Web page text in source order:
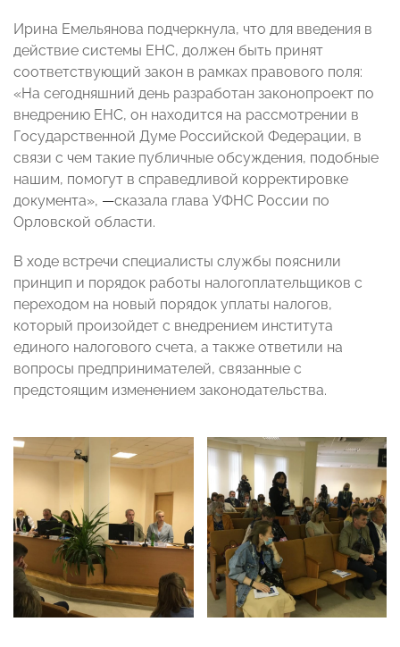
Ирина Емельянова подчеркнула, что для введения в
действие системы ЕНС, должен быть принят
соответствующий закон в рамках правового поля:
«На сегодняшний день разработан законопроект по
внедрению ЕНС, он находится на рассмотрении в
Государственной Думе Российской Федерации, в
связи с чем такие публичные обсуждения, подобные
нашим, помогут в справедливой корректировке
документа», —сказала глава УФНС России по
Орловской области.
В ходе встречи специалисты службы пояснили
принцип и порядок работы налогоплательщиков с
переходом на новый порядок уплаты налогов,
который произойдет с внедрением института
единого налогового счета, а также ответили на
вопросы предпринимателей, связанные с
предстоящим изменением законодательства.